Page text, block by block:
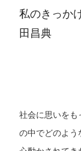
私のきっか
田昌典
社会に思いをも
の中でどのよう